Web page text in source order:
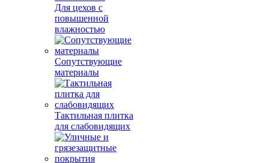
Для цехов с
повышенной
влажностью
Сопутствующие
материалы
Тактильная плитка
для слабовидящих